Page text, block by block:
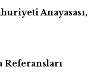
Anayasası,
Referansları